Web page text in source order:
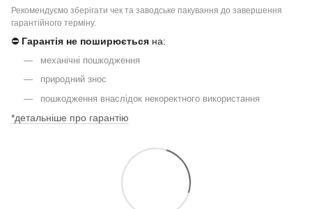
Рекомендуємо зберігати чек та заводське пакування до завершення
гарантійного терміну.
⛔ Гарантія не поширюється на:
механічні пошкодження
природний знос
пошкодження внаслідок некоректного використання
*детальніше про гарантію